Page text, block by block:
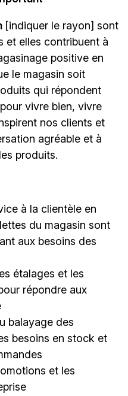
[indiquer le rayon] sont
et elles contribuent à
positive en
le magasin soit
qui répondent
vivre bien, vivre
nos clients et
agréable et à
produits.
à la clientèle en
du magasin sont
aux besoins des
étalages et les
répondre aux
balayage des
besoins en stock et
et les